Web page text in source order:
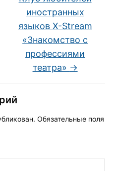
иностранных
языков Х-Stream
«Знакомство с
профессиями
театра» →
Обязательные поля